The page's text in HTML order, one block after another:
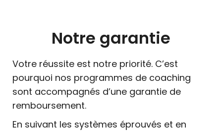
Notre garantie
Votre réussite est notre priorité. C’est
pourquoi nos programmes de coaching
sont accompagnés d’une garantie de
remboursement.
En suivant les systèmes éprouvés et en